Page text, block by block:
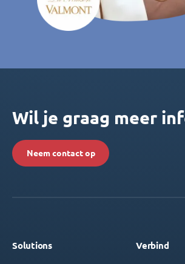
Wil je graag meer
Neem contact op
Solutions Verbind